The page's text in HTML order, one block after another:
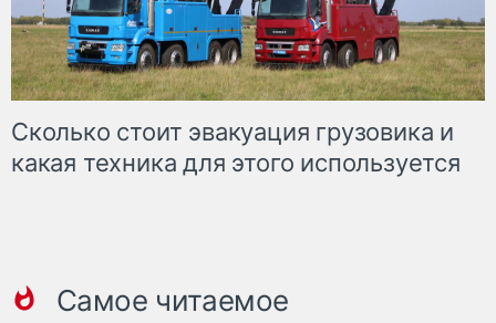
Сколько стоит эвакуация грузовика и
какая техника для этого используется
Самое читаемое